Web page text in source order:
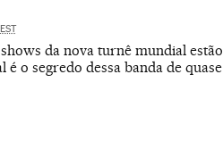
EST
da nova turnê mundial estão
é o segredo dessa banda de quase